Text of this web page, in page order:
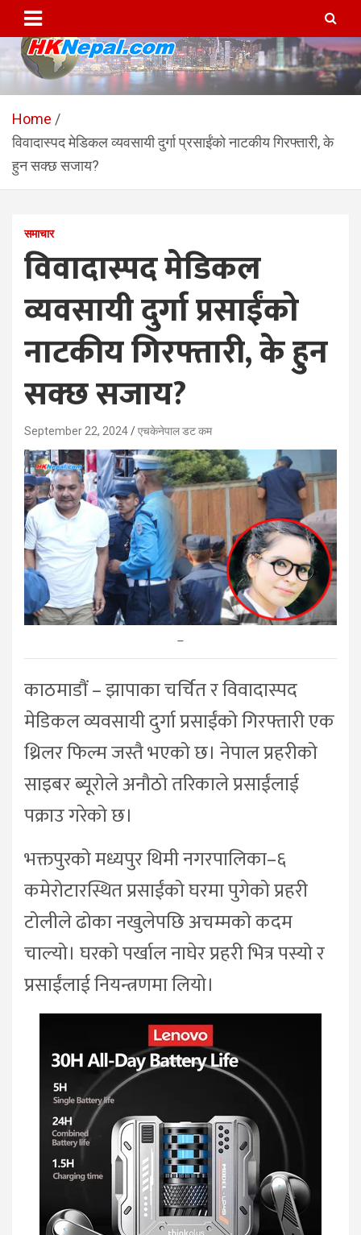
content
HKNepal.com – हङकङबाट
सञ्चालित पहिलो नेपाली अनलाईन
पत्रिका
hknepal, hknepal.com, hk nepal, hk nepal com
Home
विवादास्पद मेडिकल व्यवसायी दुर्गा प्रसाईंको नाटकीय गिरफ्तारी, के
हुन सक्छ सजाय?
समाचार
विवादास्पद मेडिकल
व्यवसायी दुर्गा प्रसाईंको
नाटकीय गिरफ्तारी, के हुन
सक्छ सजाय?
September 22, 2024 एचकेनेपाल डट कम
–
काठमाडौं – झापाका चर्चित र विवादास्पद
मेडिकल व्यवसायी दुर्गा प्रसाईंको गिरफ्तारी एक
थ्रिलर फिल्म जस्तै भएको छ। नेपाल प्रहरीको
साइबर ब्यूरोले अनौठो तरिकाले प्रसाईंलाई
पक्राउ गरेको छ।
भक्तपुरको मध्यपुर थिमी नगरपालिका–६
कमेरोटारस्थित प्रसाईंको घरमा पुगेको प्रहरी
टोलीले ढोका नखुलेपछि अचम्मको कदम
चाल्यो। घरको पर्खाल नाघेर प्रहरी भित्र पस्यो र
प्रसाईंलाई नियन्त्रणमा लियो।